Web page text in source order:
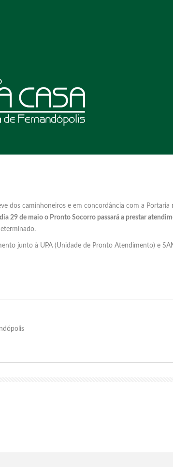
dos caminhoneiros e em concordância com a
29 de maio o Pronto Socorro passará a prestar
junto à UPA (Unidade de Pronto Atendimento) e